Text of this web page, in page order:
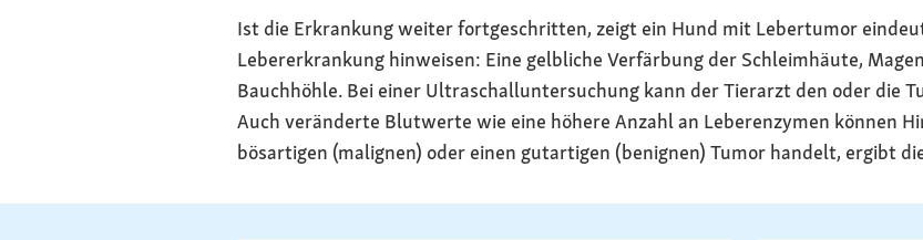
Ist die Erkrankung weiter fortgeschritten, zeigt ein Hund mit Lebertumor
Lebererkrankung hinweisen: Eine gelbliche Verfärbung der Schleimhäute,
Bauchhöhle. Bei einer Ultraschalluntersuchung kann der Tierarzt den oder die
Auch veränderte Blutwerte wie eine höhere Anzahl an Leberenzymen können
bösartigen (malignen) oder einen gutartigen (benignen) Tumor handelt, ergibt